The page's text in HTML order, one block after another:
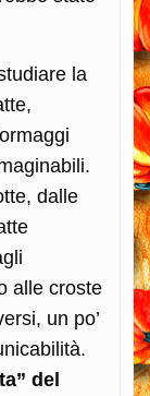
la
dalle
alle croste
un po’
del